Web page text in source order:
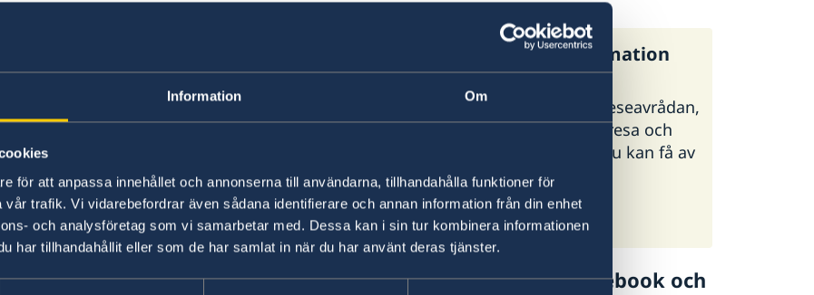
Information Om
för att anpassa innehållet och annonserna till användarna, tillhandahålla funktioner för
trafik. Vi vidarebefordrar även sådana identifierare och annan information från din enhet
och analysföretag som vi samarbetar med. Dessa kan i sin tur kombinera informationen
har tillhandahållit eller som de har samlat in när du har använt deras tjänster.
Ambassadens reseinformation innehåller
landspecifik information och aktuella
händelser som kan påverka dig som är i
landet.
Ambassadens reseinformation –
Mauretanien
UD:s generella reseinformation
På regeringen.se finns UD:s reseavrådan,
råd och tips inför din utlandsresa och
information om vilken hjälp du kan få av
UD i olika situationer.
UD:s reseinformation på
regeringen.se
Ladda ner appen UD Resklar
Följ UD Resklar på Facebook och